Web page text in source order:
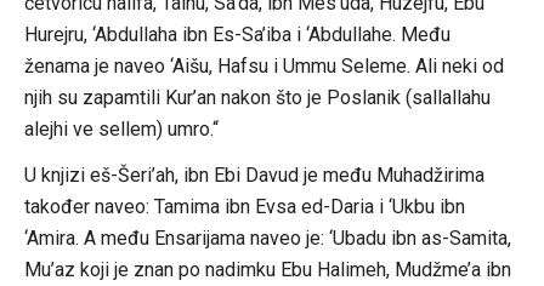
Hurejru, ‘Abdullaha ibn Es-Sa’iba i ‘Abdullahe. Među
ženama je naveo ‘Aišu, Hafsu i Ummu Seleme. Ali neki od
njih su zapamtili Kur’an nakon što je Poslanik (sallallahu
alejhi ve sellem) umro.“
U knjizi eš-Šeri’ah, ibn Ebi Davud je među Muhadžirima
također naveo: Tamima ibn Evsa ed-Daria i ‘Ukbu ibn
‘Amira. A među Ensarijama naveo je: ‘Ubadu ibn as-Samita,
Mu’az koji je znan po nadimku Ebu Halimeh, Mudžme’a ibn